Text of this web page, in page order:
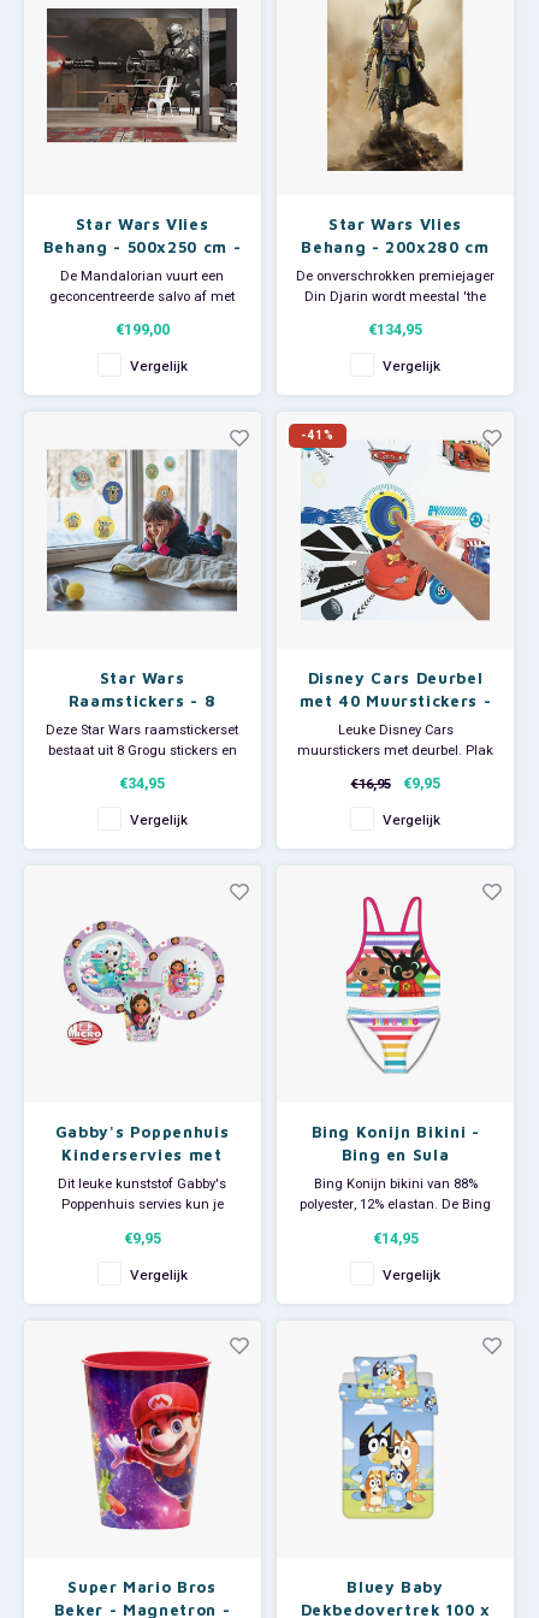
Star Wars Vlies
Behang - 500x250 cm -
Mandalorian Blaster
De Mandalorian vuurt een
geconcentreerde salvo af met
tegenstanders te verjagen. Het
blaster kanon is het meest
gebruikte wapen in de melkweg.
- Afmeting: 500 breed x 250
€199,00
Vergelijk
Star Wars Vlies
Behang - 200x280 cm
- Mandalorian
De onverschrokken premiejager
Din Djarin wordt meestal 'the
genoemd. - Afmeting: 200 breed
x 280 hoog. - Bestaat uit 4
banen. - Materiaal: vliesbehang.
- Inclusief handleiding. - Geen
behangtafel nodig; eenvoudig
de muur ins
€134,95
Vergelijk
Star Wars
Raamstickers - 8
Stuks - Grogu
Deze Star Wars raamstickerset
bestaat uit 8 Grogu stickers en
speelkamer op.
€34,95
Vergelijk
-41%
Disney Cars Deurbel
met 40 Muurstickers -
WorldsApart
Leuke Disney Cars
muurstickers met deurbel. Plak
slaapkamerdeur of muur. Ding-
Dong je hebt gasten! De Disney
muursticker set bevat tevens 40
muurstickers voor het decoreren
batterijen: 3 XLR44 (niet inbe
€16,95 €9,95
Vergelijk
Gabby's Poppenhuis
Kinderservies met
Beker - Magnetron
Dit leuke kunststof Gabby's
Poppenhuis servies kun je
en avondeten. Dat eet een stuk
gezelliger! Het 3
delige plastic eetsetje bestaat
uit een plat kinderbord,
borden zijn voorzien van antislib
aan d
€9,95
Vergelijk
Bing Konijn Bikini -
Bing en Sula
Bing Konijn bikini van 88%
polyester, 12% elastan. De Bing
Bing en Sula en is in leuke
regenboog kleuren.
€14,95
Vergelijk
Super Mario Bros
Beker - Magnetron -
Bluey Baby
Dekbedovertrek 100 x